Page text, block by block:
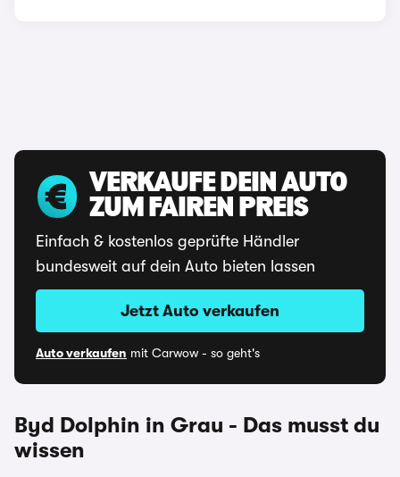
VERKAUFE DEIN AUTO
ZUM FAIREN PREIS
Einfach & kostenlos geprüfte Händler
bundesweit auf dein Auto bieten lassen
Jetzt Auto verkaufen
Auto verkaufen mit Carwow - so geht's
Byd Dolphin in Grau - Das musst du
wissen